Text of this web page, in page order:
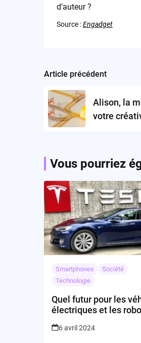
d’auteur ?
Source :Engadget
Post
navigation
Article précédent
Alison, la
votre
Vous pourriez
Smartphones
Société
Technologie
Quel futur pour les
électriques et les
6 avril 2024